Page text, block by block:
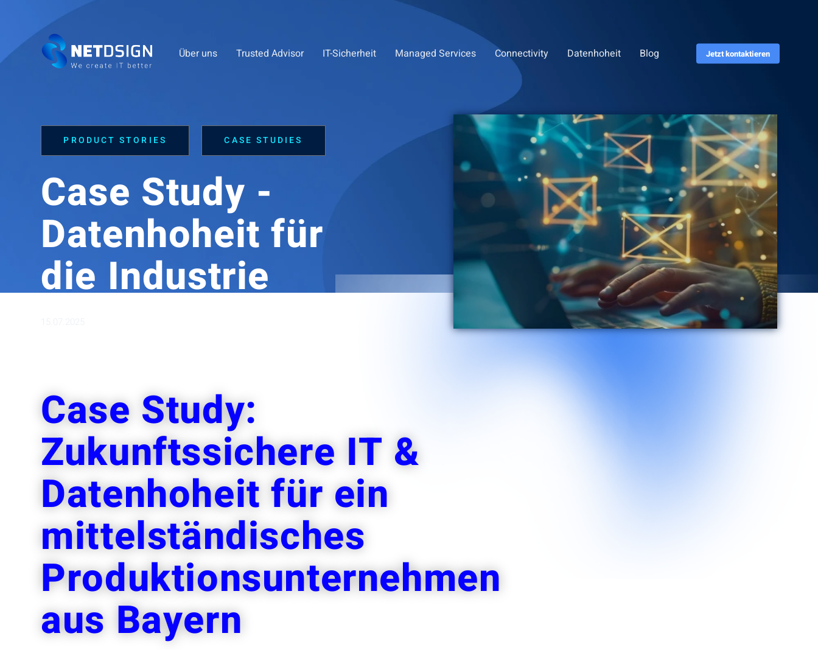
Über uns Trusted Advisor IT-Sicherheit Managed Services Connectivity Datenhoheit Blog Jetzt kontaktieren
PRODUCT STORIES CASE STUDIES
Case Study -
Datenhoheit für
die Industrie
Case Study:
Zukunftssichere IT &
Datenhoheit für ein
mittelständisches
Produktionsunternehmen
aus Bayern